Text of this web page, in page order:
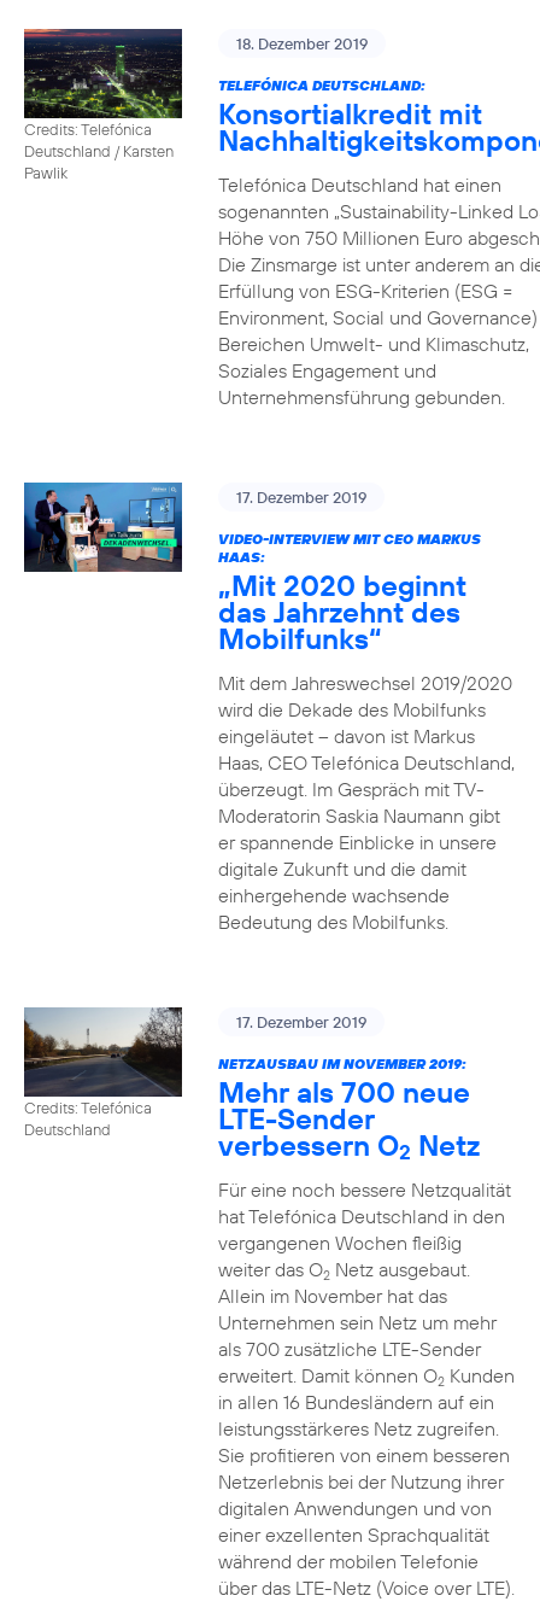
Credits: Telefónica
Deutschland / Karsten
Pawlik
18. Dezember 2019
TELEFÓNICA DEUTSCHLAND:
Konsortialkredit mit
Telefónica Deutschland hat einen
sogenannten „Sustainability-Linked
Höhe von 750 Millionen Euro
Die Zinsmarge ist unter anderem an
Erfüllung von ESG-Kriterien (ESG =
Environment, Social und
Bereichen Umwelt- und Klimaschutz,
Soziales Engagement und
Unternehmensführung gebunden.
17. Dezember 2019
VIDEO-INTERVIEW MIT CEO MARKUS
HAAS:
„Mit 2020 beginnt
das Jahrzehnt des
Mobilfunks“
Mit dem Jahreswechsel 2019/2020
wird die Dekade des Mobilfunks
eingeläutet – davon ist Markus
Haas, CEO Telefónica Deutschland,
überzeugt. Im Gespräch mit TV-
Moderatorin Saskia Naumann gibt
er spannende Einblicke in unsere
digitale Zukunft und die damit
einhergehende wachsende
Bedeutung des Mobilfunks.
Credits: Telefónica
Deutschland
17. Dezember 2019
NETZAUSBAU IM NOVEMBER 2019:
Mehr als 700 neue
LTE-Sender
verbessern O2 Netz
Für eine noch bessere Netzqualität
hat Telefónica Deutschland in den
vergangenen Wochen fleißig
weiter das O2Netz ausgebaut.
Allein im November hat das
Unternehmen sein Netz um mehr
als 700 zusätzliche LTE-Sender
erweitert. Damit können O2Kunden
in allen 16 Bundesländern auf ein
leistungsstärkeres Netz zugreifen.
Sie profitieren von einem besseren
Netzerlebnis bei der Nutzung ihrer
digitalen Anwendungen und von
einer exzellenten Sprachqualität
während der mobilen Telefonie
über das LTE-Netz (Voice over LTE).